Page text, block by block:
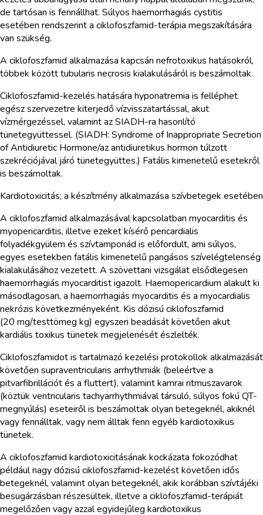
de tartósan is fennállhat. Súlyos haemorrhagiás cystitis
esetében rendszerint a ciklofoszfamid-terápia megszakítására
van szükség.
A ciklofoszfamid alkalmazása kapcsán nefrotoxikus hatásokról,
többek között tubularis necrosis kialakulásáról is beszámoltak.
Ciklofoszfamid-kezelés hatására hyponatremia is felléphet
egész szervezetre kiterjedő vízvisszatartással, akut
vízmérgezéssel, valamint az SIADH-ra hasonlító
tünetegyüttessel. (SIADH: Syndrome of Inappropriate Secretion
of Antidiuretic Hormone/az antidiuretikus hormon túlzott
szekréciójával járó tünetegyüttes.) Fatális kimenetelű esetekről
is beszámoltak.
Kardiotoxicitás; a készítmény alkalmazása szívbetegek esetében
A ciklofoszfamid alkalmazásával kapcsolatban myocarditis és
myopericarditis, illetve ezeket kísérő pericardialis
folyadékgyülem és szívtamponád is előfordult, ami súlyos,
egyes esetekben fatális kimenetelű pangásos szívelégtelenség
kialakulásához vezetett. A szövettani vizsgálat elsődlegesen
haemorrhagiás myocarditist igazolt. Haemopericardium alakult ki
másodlagosan, a haemorrhagiás myocarditis és a myocardialis
nekrózis következményeként. Kis dózisú ciklofoszfamid
(20 mg/testtömeg kg) egyszeri beadását követően akut
kardiális toxikus tünetek megjelenését észlelték.
Ciklofoszfamidot is tartalmazó kezelési protokollok alkalmazását
követően supraventricularis arrhythmiák (beleértve a
pitvarfibrillációt és a fluttert), valamint kamrai ritmuszavarok
(köztük ventricularis tachyarrhythmiával társuló, súlyos fokú QT-
megnyúlás) eseteiről is beszámoltak olyan betegeknél, akiknél
vagy fennálltak, vagy nem álltak fenn egyéb kardiotoxikus
tünetek.
A ciklofoszfamid kardiotoxicitásának kockázata fokozódhat
például nagy dózisú ciklofoszfamid-kezelést követően idős
betegeknél, valamint olyan betegeknél, akik korábban szívtájéki
besugárzásban részesültek, illetve a ciklofoszfamid-terápiát
megelőzően vagy azzal egyidejűleg kardiotoxikus